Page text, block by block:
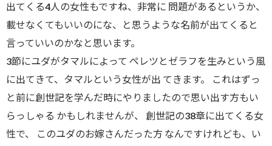
出てくる4人の女性もですね、非常に 問題があるというか、
載せなくてもいいのにな、と思うような名前が出てくると
言っていいのかなと思います。
3節にユダがタマルによって ペレツとゼラフを生みという風
に出てきて、タマルという女性が出 てきます。 これはずっ
と前に創世記を学んだ時にやりましたので思い出す方もい
らっしゃる かもしれませんが、 創世記の38章に出てくる女
性で、 このユダのお嫁さんだった方 なんですけれども、い